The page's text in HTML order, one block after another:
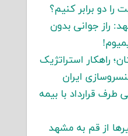
دو برابر کنیم؟
راز جوانی بدون
راهکار استراتژیک
ایران
طرف قرارداد با بیمه
از قم به مشهد